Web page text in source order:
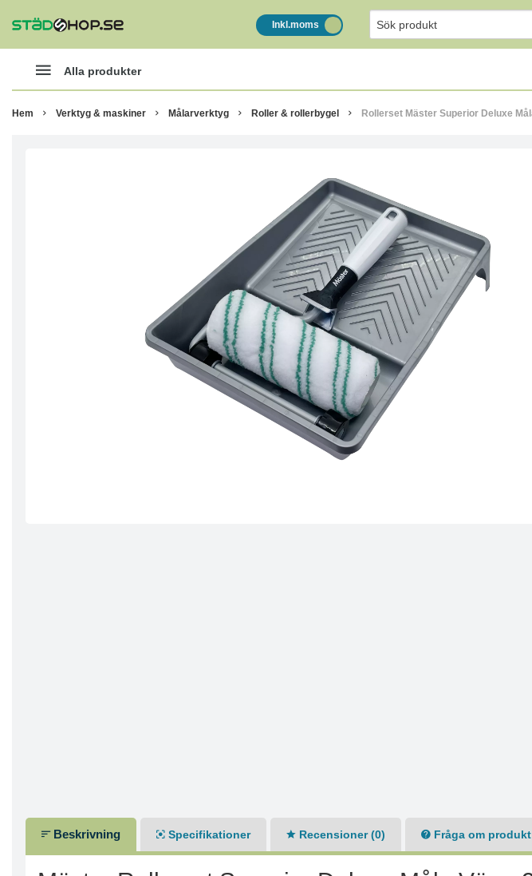
Inkl.moms
Alla produkter
Hem Verktyg & maskiner Målarverktyg Roller & rollerbygel Rollerset Mäster Superior Deluxe
Beskrivning Specifikationer Recensioner (0) Fråga om produkt